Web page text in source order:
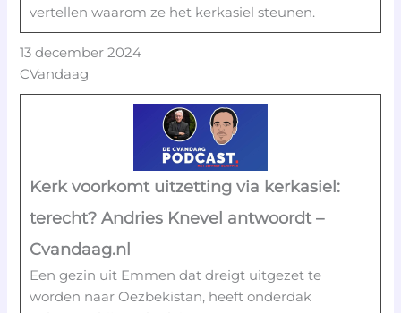
vertellen waarom ze het kerkasiel steunen.
13 december 2024
CVandaag
Kerk voorkomt uitzetting via kerkasiel:
terecht? Andries Knevel antwoordt –
Cvandaag.nl
Een gezin uit Emmen dat dreigt uitgezet te
worden naar Oezbekistan, heeft onderdak